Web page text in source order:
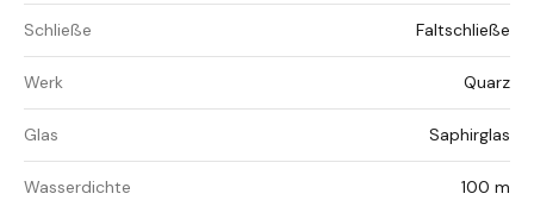
Schließe Faltschließe
Werk Quarz
Glas Saphirglas
Wasserdichte 100 m